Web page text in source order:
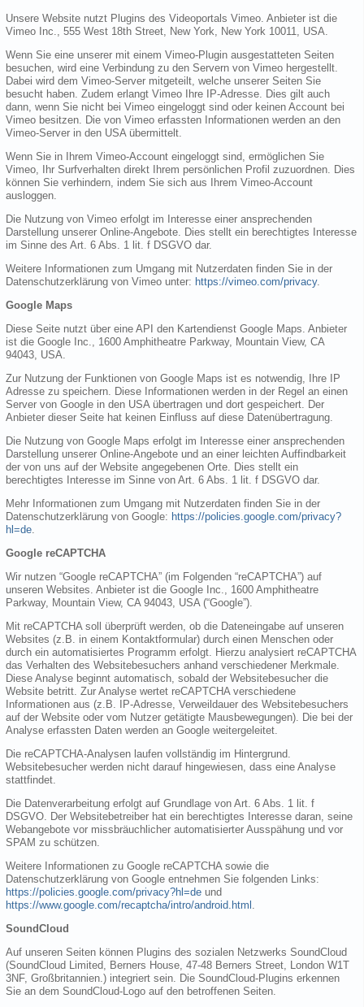
Unsere Website nutzt Plugins des Videoportals Vimeo. Anbieter ist die
Vimeo Inc., 555 West 18th Street, New York, New York 10011, USA.
Wenn Sie eine unserer mit einem Vimeo-Plugin ausgestatteten Seiten
besuchen, wird eine Verbindung zu den Servern von Vimeo hergestellt.
Dabei wird dem Vimeo-Server mitgeteilt, welche unserer Seiten Sie
besucht haben. Zudem erlangt Vimeo Ihre IP-Adresse. Dies gilt auch
dann, wenn Sie nicht bei Vimeo eingeloggt sind oder keinen Account bei
Vimeo besitzen. Die von Vimeo erfassten Informationen werden an den
Vimeo-Server in den USA übermittelt.
Wenn Sie in Ihrem Vimeo-Account eingeloggt sind, ermöglichen Sie
Vimeo, Ihr Surfverhalten direkt Ihrem persönlichen Profil zuzuordnen. Dies
können Sie verhindern, indem Sie sich aus Ihrem Vimeo-Account
ausloggen.
Die Nutzung von Vimeo erfolgt im Interesse einer ansprechenden
Darstellung unserer Online-Angebote. Dies stellt ein berechtigtes Interesse
im Sinne des Art. 6 Abs. 1 lit. f DSGVO dar.
Weitere Informationen zum Umgang mit Nutzerdaten finden Sie in der
Datenschutzerklärung von Vimeo unter: https://vimeo.com/privacy.
Google Maps
Diese Seite nutzt über eine API den Kartendienst Google Maps. Anbieter
ist die Google Inc., 1600 Amphitheatre Parkway, Mountain View, CA
94043, USA.
Zur Nutzung der Funktionen von Google Maps ist es notwendig, Ihre IP
Adresse zu speichern. Diese Informationen werden in der Regel an einen
Server von Google in den USA übertragen und dort gespeichert. Der
Anbieter dieser Seite hat keinen Einfluss auf diese Datenübertragung.
Die Nutzung von Google Maps erfolgt im Interesse einer ansprechenden
Darstellung unserer Online-Angebote und an einer leichten Auffindbarkeit
der von uns auf der Website angegebenen Orte. Dies stellt ein
berechtigtes Interesse im Sinne von Art. 6 Abs. 1 lit. f DSGVO dar.
Mehr Informationen zum Umgang mit Nutzerdaten finden Sie in der
Datenschutzerklärung von Google: https://policies.google.com/privacy?
hl=de
Google reCAPTCHA
Wir nutzen “Google reCAPTCHA” (im Folgenden “reCAPTCHA”) auf
unseren Websites. Anbieter ist die Google Inc., 1600 Amphitheatre
Parkway, Mountain View, CA 94043, USA (“Google”).
Mit reCAPTCHA soll überprüft werden, ob die Dateneingabe auf unseren
Websites (z.B. in einem Kontaktformular) durch einen Menschen oder
durch ein automatisiertes Programm erfolgt. Hierzu analysiert reCAPTCHA
das Verhalten des Websitebesuchers anhand verschiedener Merkmale.
Diese Analyse beginnt automatisch, sobald der Websitebesucher die
Website betritt. Zur Analyse wertet reCAPTCHA verschiedene
Informationen aus (z.B. IP-Adresse, Verweildauer des Websitebesuchers
auf der Website oder vom Nutzer getätigte Mausbewegungen). Die bei der
Analyse erfassten Daten werden an Google weitergeleitet.
Die reCAPTCHA-Analysen laufen vollständig im Hintergrund.
Websitebesucher werden nicht darauf hingewiesen, dass eine Analyse
stattfindet.
Die Datenverarbeitung erfolgt auf Grundlage von Art. 6 Abs. 1 lit. f
DSGVO. Der Websitebetreiber hat ein berechtigtes Interesse daran, seine
Webangebote vor missbräuchlicher automatisierter Ausspähung und vor
SPAM zu schützen.
Weitere Informationen zu Google reCAPTCHA sowie die
Datenschutzerklärung von Google entnehmen Sie folgenden Links:
https://policies.google.com/privacy?hl=de und
https://www.google.com/recaptcha/intro/android.html
SoundCloud
Auf unseren Seiten können Plugins des sozialen Netzwerks SoundCloud
(SoundCloud Limited, Berners House, 47-48 Berners Street, London W1T
3NF, Großbritannien.) integriert sein. Die SoundCloud-Plugins erkennen
Sie an dem SoundCloud-Logo auf den betroffenen Seiten.